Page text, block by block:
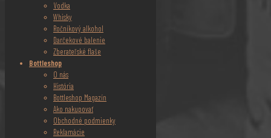
Vodka
Whisky
Ročníkový alkohol
Darčekové balenie
Zberateľské flaše
Bottleshop
O nás
História
Bottleshop Magazín
Ako nakupovať
Obchodné podmienky
Reklamácie